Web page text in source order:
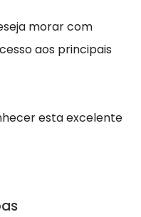
morar com
aos principais
esta excelente